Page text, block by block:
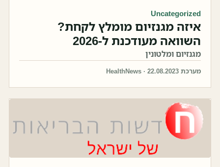
Uncategorized
איזה מגנזיום מומלץ לקחת?
השוואה מעודכנת ל-2026
מגנזיום ומלטונין
מערכת HealthNews · 22.08.2023